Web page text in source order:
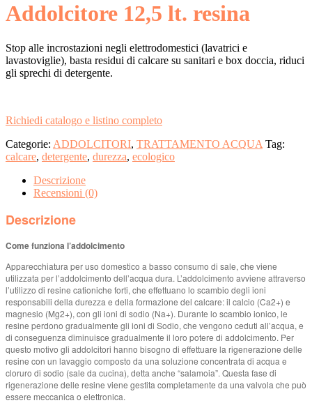
Addolcitore 12,5 lt. resina
Stop alle incrostazioni negli elettrodomestici (lavatrici e
lavastoviglie), basta residui di calcare su sanitari e box doccia, riduci
gli sprechi di detergente.
Richiedi catalogo e listino completo
Categorie: ADDOLCITORI, TRATTAMENTO ACQUA Tag:
calcare, detergente, durezza, ecologico
Descrizione
Recensioni (0)
Descrizione
Come funziona l’addolcimento
Apparecchiatura per uso domestico a basso consumo di sale, che viene
utilizzata per l’addolcimento dell’acqua dura. L’addolcimento avviene attraverso
l’utilizzo di resine cationiche forti, che effettuano lo scambio degli ioni
responsabili della durezza e della formazione del calcare: il calcio (Ca2+) e
magnesio (Mg2+), con gli ioni di sodio (Na+). Durante lo scambio ionico, le
resine perdono gradualmente gli ioni di Sodio, che vengono ceduti all’acqua, e
di conseguenza diminuisce gradualmente il loro potere di addolcimento. Per
questo motivo gli addolcitori hanno bisogno di effettuare la rigenerazione delle
resine con un lavaggio composto da una soluzione concentrata di acqua e
cloruro di sodio (sale da cucina), detta anche “salamoia”. Questa fase di
rigenerazione delle resine viene gestita completamente da una valvola che può
essere meccanica o elettronica.